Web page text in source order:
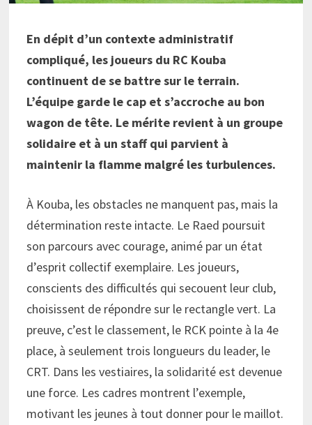
En dépit d’un contexte administratif
compliqué, les joueurs du RC Kouba
continuent de se battre sur le terrain.
L’équipe garde le cap et s’accroche au bon
wagon de tête. Le mérite revient à un groupe
solidaire et à un staff qui parvient à
maintenir la flamme malgré les turbulences.
À Kouba, les obstacles ne manquent pas, mais la
détermination reste intacte. Le Raed poursuit
son parcours avec courage, animé par un état
d’esprit collectif exemplaire. Les joueurs,
conscients des difficultés qui secouent leur club,
choisissent de répondre sur le rectangle vert. La
preuve, c’est le classement, le RCK pointe à la 4e
place, à seulement trois longueurs du leader, le
CRT. Dans les vestiaires, la solidarité est devenue
une force. Les cadres montrent l’exemple,
motivant les jeunes à tout donner pour le maillot.